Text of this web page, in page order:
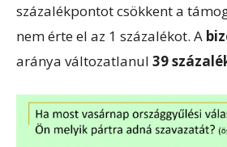
százalékpontot csökkent a
nem érte el az 1 százalékot. A
aránya változatlanul 39